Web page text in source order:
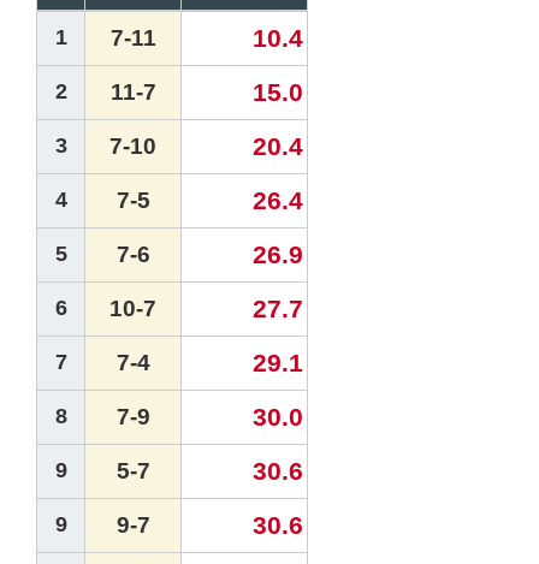
1 7-11 10.4
2 11-7 15.0
3 7-10 20.4
4 7-5 26.4
5 7-6 26.9
6 10-7 27.7
7 7-4 29.1
8 7-9 30.0
9 5-7 30.6
9 9-7 30.6